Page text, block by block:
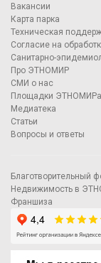
Вакансии
Карта парка
Техническая
Согласие на
Санитарно-
Про ЭТНОМИР
СМИ о нас
Площадки ЭТНОМИРа
Медиатека
Статьи
Вопросы и ответы
Благотворительный
Недвижимость в
Франшиза